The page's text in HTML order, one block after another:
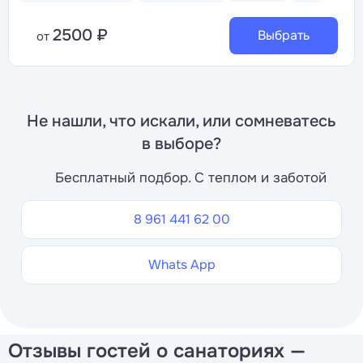
от 2500 ₽ Выбрать
Не нашли, что искали, или сомневатесь
в выборе?
Бесплатный подбор. С теплом и заботой
8 961 441 62 00
Whats App
Отзывы гостей о санаториях —